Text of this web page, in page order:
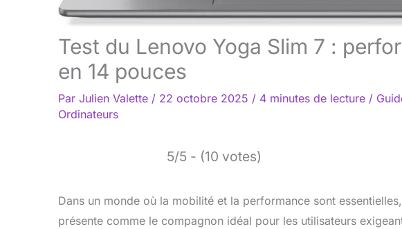
Test du Lenovo Yoga Slim 7 :
en 14 pouces
Par Julien Valette / 22 octobre 2025 / 4 minutes de lecture /
Ordinateurs
5/5 - (10 votes)
Dans un monde où la mobilité et la performance sont
présente comme le compagnon idéal pour les utilisateurs